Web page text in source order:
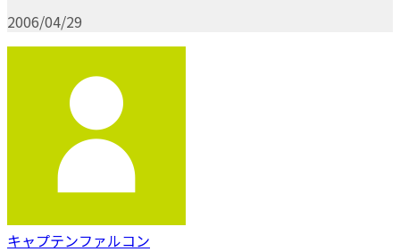
2006/04/29
キャプテンファルコン